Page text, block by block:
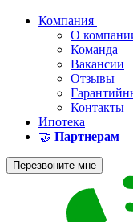
Компания
О
Команда
Вакансии
Отзывы
Контакты
Ипотека
🤝 Партнерам
Перезвоните мне